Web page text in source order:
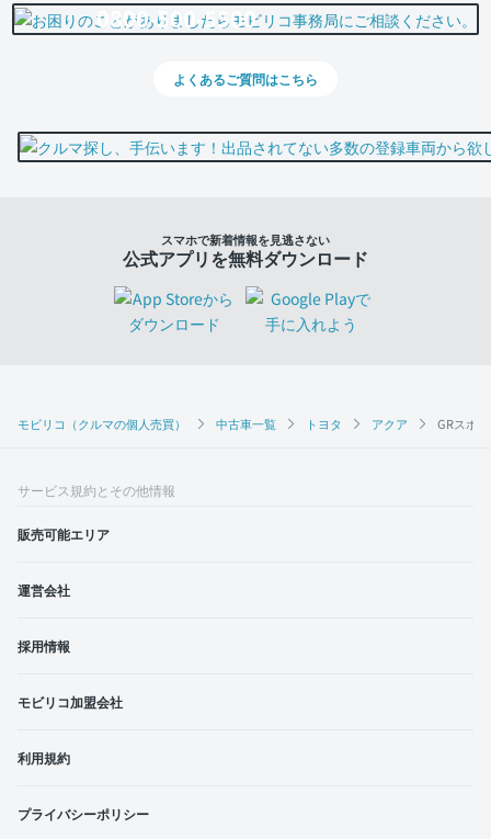
モビリコ（クルマの個人売買） 中古車一覧 トヨタ アクア GRスポ
0800-500-5500
よくあるご質問はこちら
スマホで新着情報を見逃さない
公式アプリを無料ダウンロード
サービス規約とその他情報
販売可能エリア
運営会社
採用情報
モビリコ加盟会社
利用規約
プライバシーポリシー